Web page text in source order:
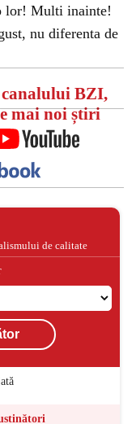
lor! Multi inainte!
nu diferenta de
BZI,
mai noi știri
de calitate